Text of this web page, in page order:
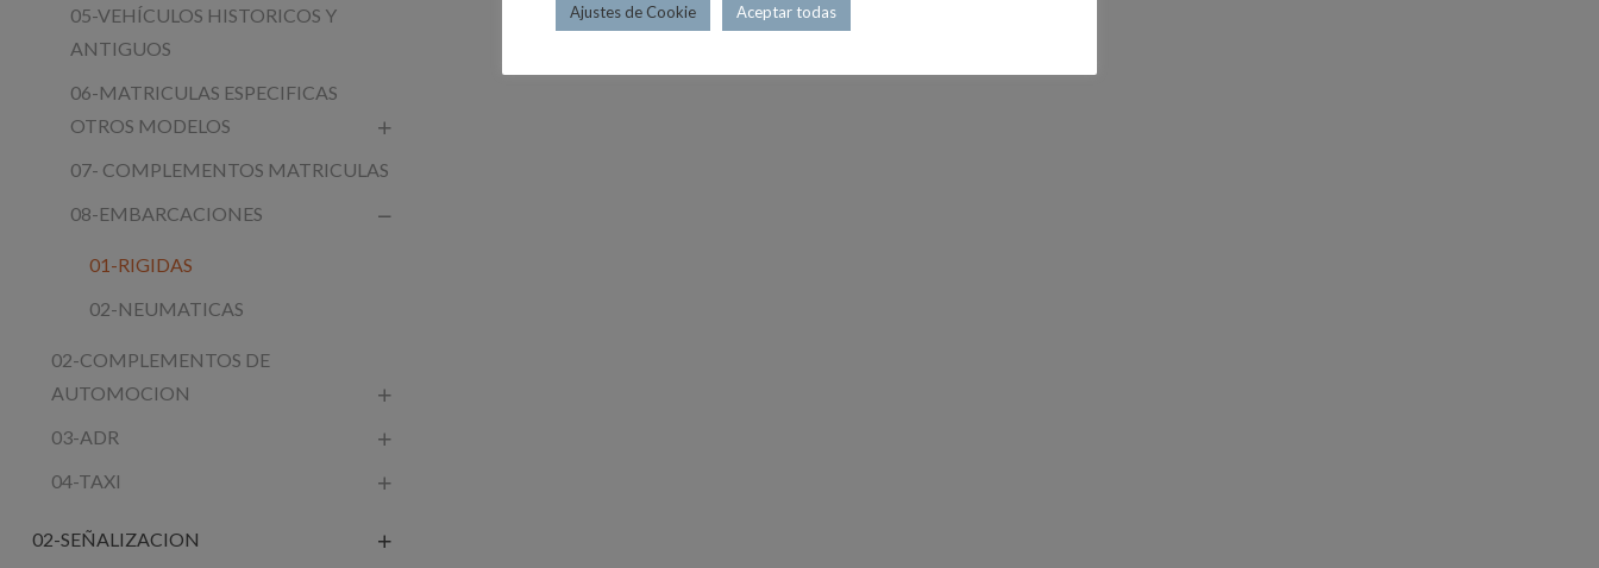
05-VEHÍCULOS HISTORICOS Y
ANTIGUOS
06-MATRICULAS ESPECIFICAS
OTROS MODELOS
07- COMPLEMENTOS MATRICULAS
08-EMBARCACIONES
01-RIGIDAS
02-NEUMATICAS
02-COMPLEMENTOS DE
AUTOMOCION
03-ADR
04-TAXI
02-SEÑALIZACION
Ajustes de Cookie Aceptar todas